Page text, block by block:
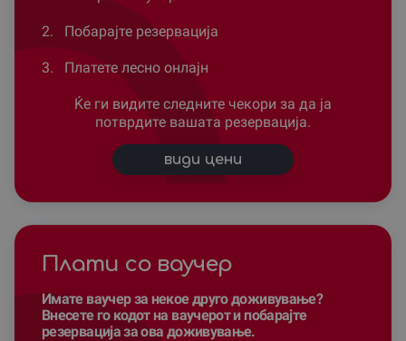
2. Побарајте резервација
3. Платете лесно онлајн
Ќе ги видите следните чекори за да ја
потврдите вашата резервација.
види цени
Плати со ваучер
Имате ваучер за некое друго доживување?
Внесете го кодот на ваучерот и побарајте
резервација за ова доживување.